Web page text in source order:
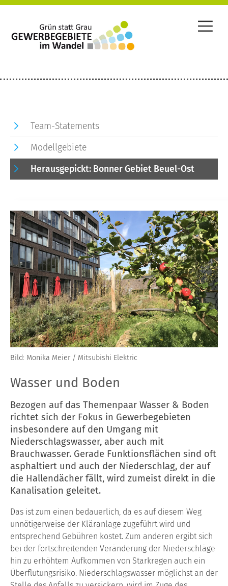
Bild: Monika Meier / Mitsubishi Elektric
Wasser und Boden
Bezogen auf das Themenpaar Wasser & Boden
richtet sich der Fokus in Gewerbegebieten
insbesondere auf den Umgang mit
Niederschlagswasser, aber auch mit
Brauchwasser. Gerade Funktionsflächen sind oft
asphaltiert und auch der Niederschlag, der auf
die Hallendächer fällt, wird zumeist direkt in die
Kanalisation geleitet.
Das ist zum einen bedauerlich, da es auf diesem Weg
unnötigerweise der Kläranlage zugeführt wird und
entsprechend Gebühren kostet. Zum anderen ergibt sich
bei der fortschreitenden Veränderung der Niederschläge
hin zu erhöhtem Aufkommen von Starkregen auch ein
Überflutungsrisiko. Niederschlagswasser möglichst an der
Team-Statements
Modellgebiete
Herausgepickt: Bonner Gebiet Beuel-Ost